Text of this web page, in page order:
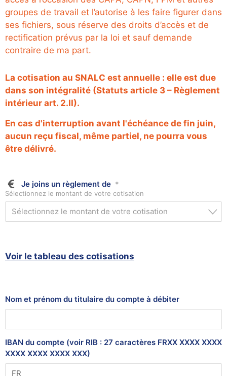
groupes de travail et l’autorise à les faire figurer dans
ses fichiers, sous réserve des droits d’accès et de
rectification prévus par la loi et sauf demande
contraire de ma part.
La cotisation au SNALC est annuelle : elle est due
dans son intégralité (Statuts article 3 – Règlement
intérieur art. 2.II).
En cas d'interruption avant l'échéance de fin juin,
aucun reçu fiscal, même partiel, ne pourra vous
être délivré.
Je joins un règlement de *
Sélectionnez le montant de votre cotisation
Sélectionnez le montant de votre cotisation
Voir le tableau des cotisations
Nom et prénom du titulaire du compte à débiter
IBAN du compte (voir RIB : 27 caractères FRXX XXXX XXXX
XXXX XXXX XXXX XXX)